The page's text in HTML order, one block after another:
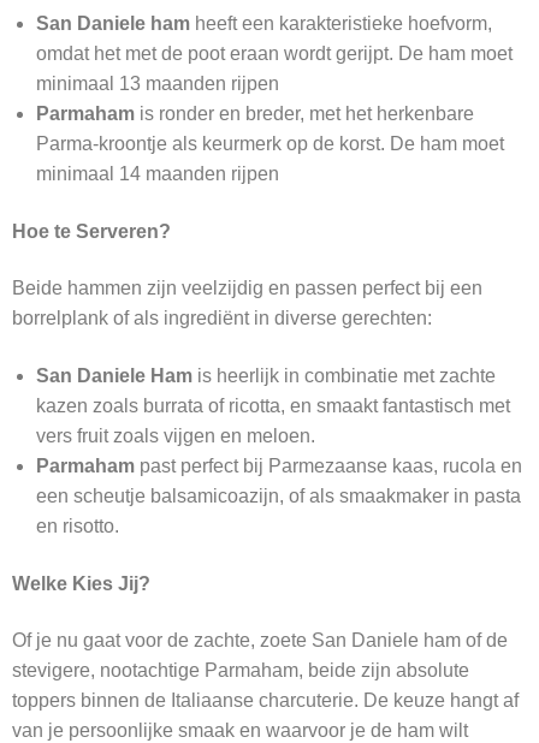
San Daniele ham heeft een karakteristieke hoefvorm,
omdat het met de poot eraan wordt gerijpt. De ham moet
minimaal 13 maanden rijpen
Parmaham is ronder en breder, met het herkenbare
Parma-kroontje als keurmerk op de korst. De ham moet
minimaal 14 maanden rijpen
Hoe te Serveren?
Beide hammen zijn veelzijdig en passen perfect bij een
borrelplank of als ingrediënt in diverse gerechten:
San Daniele Ham is heerlijk in combinatie met zachte
kazen zoals burrata of ricotta, en smaakt fantastisch met
vers fruit zoals vijgen en meloen.
Parmaham past perfect bij Parmezaanse kaas, rucola en
een scheutje balsamicoazijn, of als smaakmaker in pasta
en risotto.
Welke Kies Jij?
Of je nu gaat voor de zachte, zoete San Daniele ham of de
stevigere, nootachtige Parmaham, beide zijn absolute
toppers binnen de Italiaanse charcuterie. De keuze hangt af
van je persoonlijke smaak en waarvoor je de ham wilt